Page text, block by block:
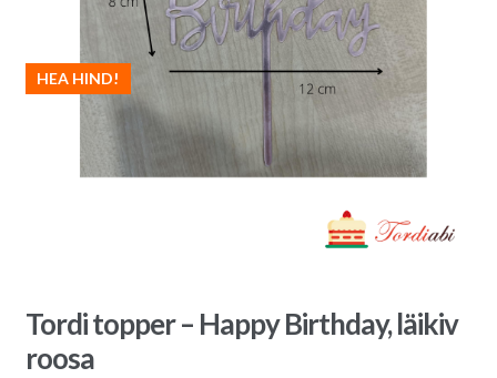
HEA HIND!
Tordi topper – Happy Birthday, läikiv
roosa